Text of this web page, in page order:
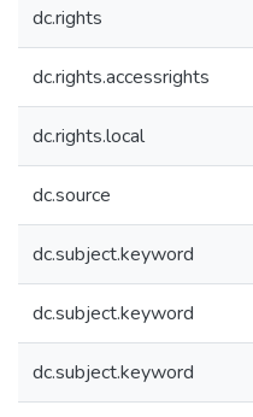
dc.rights
dc.rights.accessrights
dc.rights.local
dc.source
dc.subject.keyword
dc.subject.keyword
dc.subject.keyword